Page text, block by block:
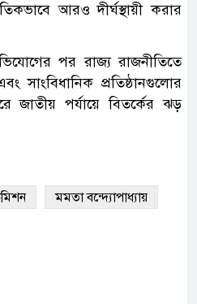
আরও দীর্ঘস্থায়ী করার
পর রাজ্য রাজনীতিতে
সাংবিধানিক প্রতিষ্ঠানগুলোর
জাতীয় পর্যায়ে বিতর্কের ঝড়
মমতা বন্দ্যোপাধ্যায়